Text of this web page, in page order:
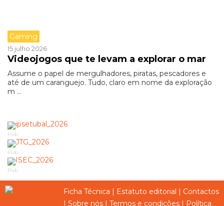
Gaming
15 julho 2026
Videojogos que te levam a explorar o mar
Assume o papel de mergulhadores, piratas, pescadores e
até de um caranguejo. Tudo, claro em nome da exploração
m ...
Pub
Pub
Pub
Ficha Técnica | Estatuto editorial | Contactos
| Sobre nós | Termos e condições | Política